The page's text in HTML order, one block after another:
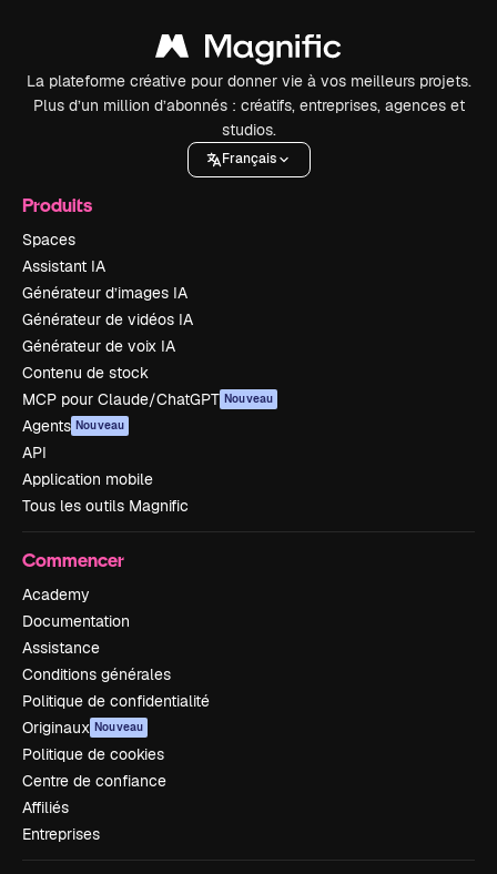
La plateforme créative pour donner vie à vos meilleurs projets.
Plus d’un million d’abonnés : créatifs, entreprises, agences et
studios.
Français
Produits
Spaces
Assistant IA
Générateur d’images IA
Générateur de vidéos IA
Générateur de voix IA
Contenu de stock
MCP pour Claude/ChatGPT Nouveau
Agents Nouveau
API
Application mobile
Tous les outils Magnific
Commencer
Academy
Documentation
Assistance
Conditions générales
Politique de confidentialité
Originaux Nouveau
Politique de cookies
Centre de confiance
Affiliés
Entreprises